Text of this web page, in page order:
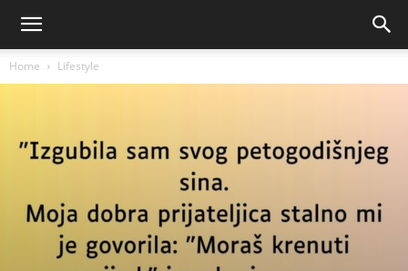
Home Lifestyle